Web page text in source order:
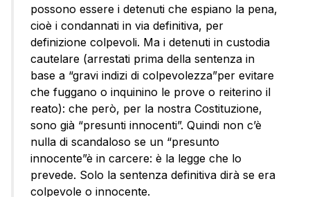
possono essere i detenuti che espiano la pena,
cioè i condannati in via definitiva, per
definizione colpevoli. Ma i detenuti in custodia
cautelare (arrestati prima della sentenza in
base a “gravi indizi di colpevolezza”per evitare
che fuggano o inquinino le prove o reiterino il
reato): che però, per la nostra Costituzione,
sono già “presunti innocenti”. Quindi non c’è
nulla di scandaloso se un “presunto
innocente”è in carcere: è la legge che lo
prevede. Solo la sentenza definitiva dirà se era
colpevole o innocente.